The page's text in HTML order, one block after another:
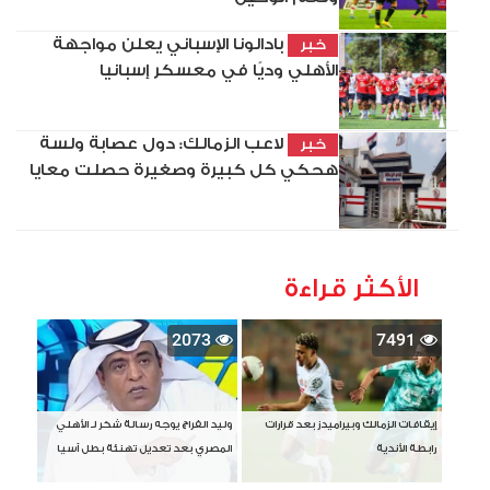
خبر
بادالونا الإسباني يعلن مواجهة
الأهلي وديًا في معسكر إسبانيا
خبر
لاعب الزمالك: دول عصابة ولسة
هحكي كل كبيرة وصغيرة حصلت معايا
الأكثر قراءة
7491
إيقافات الزمالك وبيراميدز بعد قرارات
رابطة الأندية
2073
وليد الفراج يوجه رسالة شكر لـ الأهلي
المصري بعد تعديل تهنئة بطل آسيا